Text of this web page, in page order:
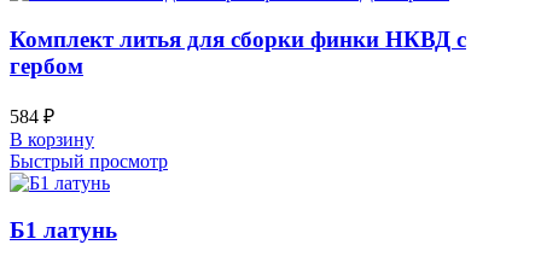
Комплект литья для сборки финки НКВД с
гербом
584 ₽
В корзину
Быстрый просмотр
Б1 латунь